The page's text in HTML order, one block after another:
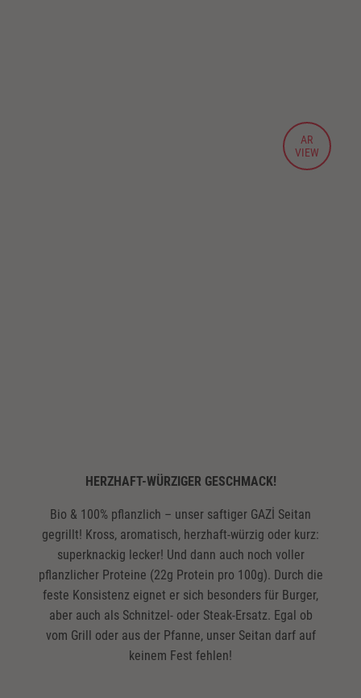
HERZHAFT-WÜRZIGER GESCHMACK!
Bio & 100% pflanzlich – unser saftiger GAZİ Seitan
gegrillt! Kross, aromatisch, herzhaft-würzig oder kurz:
superknackig lecker! Und dann auch noch voller
pflanzlicher Proteine (22g Protein pro 100g). Durch die
feste Konsistenz eignet er sich besonders für Burger,
aber auch als Schnitzel- oder Steak-Ersatz. Egal ob
vom Grill oder aus der Pfanne, unser Seitan darf auf
keinem Fest fehlen!